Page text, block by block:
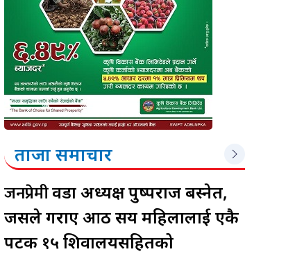
ताजा समाचार
जनप्रेमीवडा अध्यक्ष पुष्पराज बस्नेत,
जसले गराए आठ सय महिलालाई एकै
पटक १५ शिवालयसहितको